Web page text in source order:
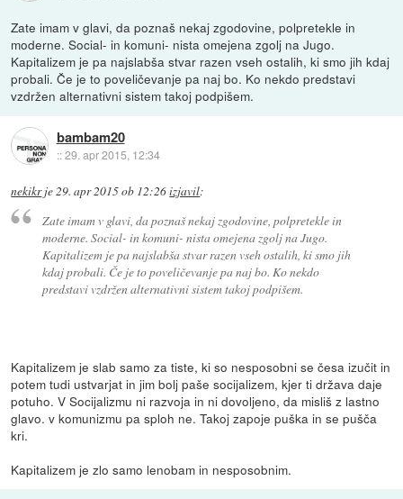
Zate imam v glavi, da poznaš nekaj zgodovine, polpretekle in
moderne. Social- in komuni- nista omejena zgolj na Jugo.
Kapitalizem je pa najslabša stvar razen vseh ostalih, ki smo jih kdaj
probali. Če je to poveličevanje pa naj bo. Ko nekdo predstavi
vzdržen alternativni sistem takoj podpišem.
bambam20
::29. apr 2015, 12:34
nekikrje 29. apr 2015 ob 12:26izjavil:
Zate imam v glavi, da poznaš nekaj zgodovine, polpretekle in
moderne. Social- in komuni- nista omejena zgolj na Jugo.
Kapitalizem je pa najslabša stvar razen vseh ostalih, ki smo jih
kdaj probali. Če je to poveličevanje pa naj bo. Ko nekdo
predstavi vzdržen alternativni sistem takoj podpišem.
Kapitalizem je slab samo za tiste, ki so nesposobni se česa izučit in
potem tudi ustvarjat in jim bolj paše socijalizem, kjer ti država daje
potuho. V Socijalizmu ni razvoja in ni dovoljeno, da misliš z lastno
glavo. v komunizmu pa sploh ne. Takoj zapoje puška in se pušča
kri.
Kapitalizem je zlo samo lenobam in nesposobnim.